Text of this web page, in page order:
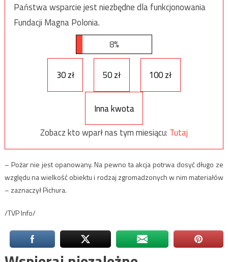
Państwa wsparcie jest niezbędne dla funkcjonowania
Fundacji Magna Polonia.
8%
30 zł 50 zł 100 zł
Inna kwota
Zobacz kto wparł nas tym miesiącu: Tutaj
– Pożar nie jest opanowany. Na pewno ta akcja potrwa dosyć długo ze
względu na wielkość obiektu i rodzaj zgromadzonych w nim materiałów
– zaznaczył Pichura.
/TVP Info/